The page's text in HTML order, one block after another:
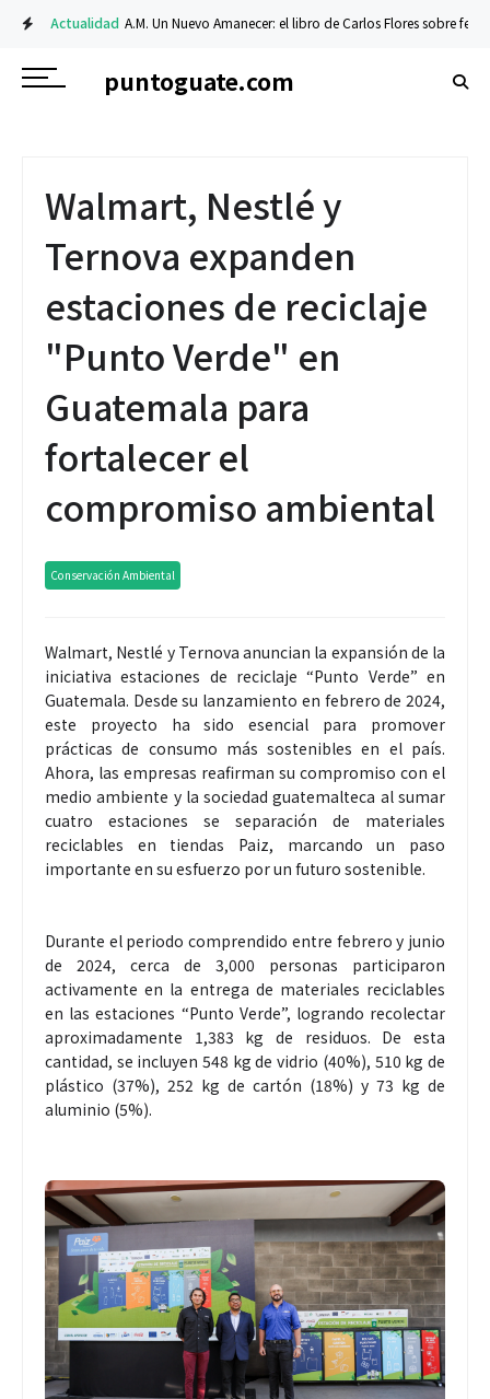
Actualidad A.M. Un Nuevo Amanecer: el libro de Carlos Flores sobre fe y
puntoguate.com
Walmart, Nestlé y
Ternova expanden
estaciones de reciclaje
"Punto Verde" en
Guatemala para
fortalecer el
compromiso ambiental
Conservación Ambiental
Walmart, Nestlé y Ternova anuncian la expansión de la
iniciativa estaciones de reciclaje “Punto Verde” en
Guatemala. Desde su lanzamiento en febrero de 2024,
este proyecto ha sido esencial para promover
prácticas de consumo más sostenibles en el país.
Ahora, las empresas reafirman su compromiso con el
medio ambiente y la sociedad guatemalteca al sumar
cuatro estaciones se separación de materiales
reciclables en tiendas Paiz, marcando un paso
importante en su esfuerzo por un futuro sostenible.
Durante el periodo comprendido entre febrero y junio
de 2024, cerca de 3,000 personas participaron
activamente en la entrega de materiales reciclables
en las estaciones “Punto Verde”, logrando recolectar
aproximadamente 1,383 kg de residuos. De esta
cantidad, se incluyen 548 kg de vidrio (40%), 510 kg de
plástico (37%), 252 kg de cartón (18%) y 73 kg de
aluminio (5%).